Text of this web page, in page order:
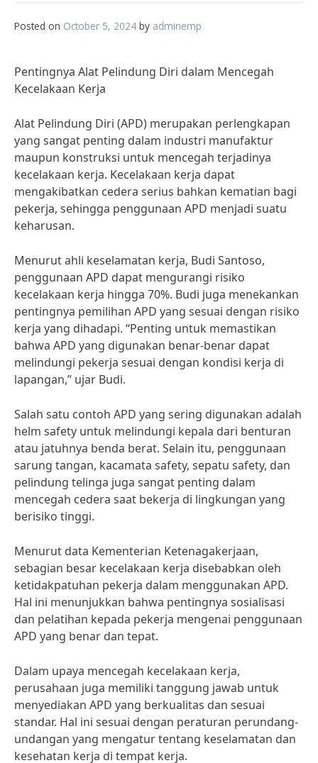
Posted on October 5, 2024 by adminemp
Pentingnya Alat Pelindung Diri dalam Mencegah
Kecelakaan Kerja
Alat Pelindung Diri (APD) merupakan perlengkapan
yang sangat penting dalam industri manufaktur
maupun konstruksi untuk mencegah terjadinya
kecelakaan kerja. Kecelakaan kerja dapat
mengakibatkan cedera serius bahkan kematian bagi
pekerja, sehingga penggunaan APD menjadi suatu
keharusan.
Menurut ahli keselamatan kerja, Budi Santoso,
penggunaan APD dapat mengurangi risiko
kecelakaan kerja hingga 70%. Budi juga menekankan
pentingnya pemilihan APD yang sesuai dengan risiko
kerja yang dihadapi. “Penting untuk memastikan
bahwa APD yang digunakan benar-benar dapat
melindungi pekerja sesuai dengan kondisi kerja di
lapangan,” ujar Budi.
Salah satu contoh APD yang sering digunakan adalah
helm safety untuk melindungi kepala dari benturan
atau jatuhnya benda berat. Selain itu, penggunaan
sarung tangan, kacamata safety, sepatu safety, dan
pelindung telinga juga sangat penting dalam
mencegah cedera saat bekerja di lingkungan yang
berisiko tinggi.
Menurut data Kementerian Ketenagakerjaan,
sebagian besar kecelakaan kerja disebabkan oleh
ketidakpatuhan pekerja dalam menggunakan APD.
Hal ini menunjukkan bahwa pentingnya sosialisasi
dan pelatihan kepada pekerja mengenai penggunaan
APD yang benar dan tepat.
Dalam upaya mencegah kecelakaan kerja,
perusahaan juga memiliki tanggung jawab untuk
menyediakan APD yang berkualitas dan sesuai
standar. Hal ini sesuai dengan peraturan perundang-
undangan yang mengatur tentang keselamatan dan
kesehatan kerja di tempat kerja.